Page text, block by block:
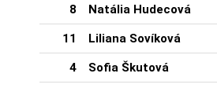
8 Natália Hudecová
11 Liliana Sovíková
4 Sofia Škutová